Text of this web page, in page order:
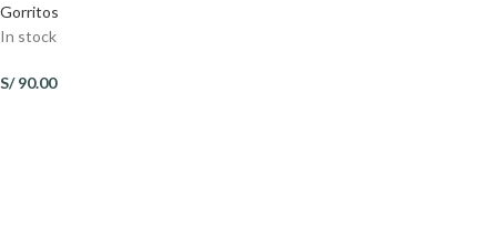
Gorritos
In stock
S/90.00